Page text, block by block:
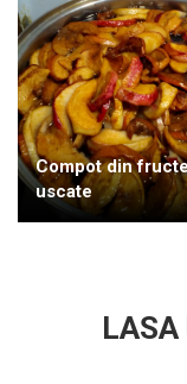
Compot din
uscate
LASA